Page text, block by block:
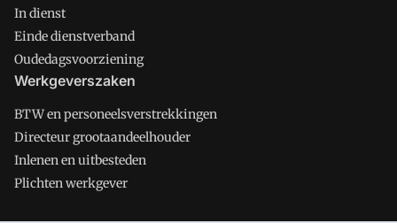
In dienst
Einde dienstverband
Oudedagsvoorziening
Werkgeverszaken
BTW en personeelsverstrekkingen
Directeur grootaandeelhouder
Inlenen en uitbesteden
Plichten werkgever